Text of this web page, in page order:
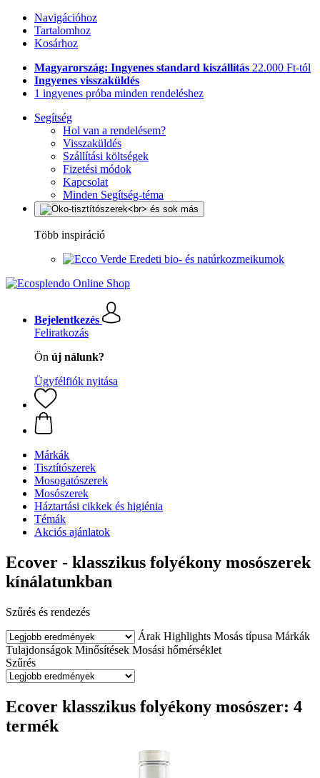
Navigációhoz
Tartalomhoz
Kosárhoz
Magyarország: Ingyenes standard kiszállítás 22.000 Ft-tól
Ingyenes visszaküldés
1 ingyenes próba minden rendeléshez
Segítség
Hol van a rendelésem?
Visszaküldés
Szállítási költségek
Fizetési módok
Kapcsolat
Minden Segítség-téma
Több inspiráció
Eredeti bio- és natúrkozmeikumok
Bejelentkezés
Feliratkozás
Ön új nálunk?
Ügyfélfiók nyitása
Márkák
Tisztítószerek
Mosogatószerek
Mosószerek
Háztartási cikkek és higiénia
Témák
Akciós ajánlatok
Ecover - klasszikus folyékony mosószerek
kínálatunkban
Szűrés és rendezés
Árak Highlights Mosás típusa Márkák
Tulajdonságok Minősítések Mosási hőmérséklet
Szűrés
Ecover klasszikus folyékony mosószer: 4
termék